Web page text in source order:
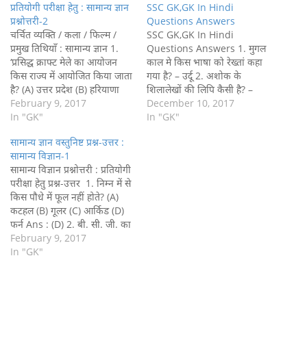
प्रतियोगी परीक्षा हेतु : सामान्य ज्ञान
प्रश्नोत्तरी-2
चर्चित व्यक्ति / कला / फिल्म /
प्रमुख तिथियाँ : सामान्य ज्ञान 1.
‘प्रसिद्ध क्राफ्ट मेले का आयोजन
किस राज्य में आयोजित किया जाता
है? (A) उत्तर प्रदेश (B) हरियाणा
(C) महाराष्ट्र (D) पंजाब Ans : (B)
2. प्रसिद्ध जगन्नाथ उत्सव का
तमिलनाडु (B)…
February 9, 2017
In "GK"
SSC GK,GK In Hindi
Questions Answers
SSC GK,GK In Hindi
Questions Answers 1. मुगल
काल मे किस भाषा को रेख्तां कहा
गया है? – उर्दू 2. अशोक के
शिलालेखों की लिपि कैसी है? –
ब्राह्मी 3. रेनेल जलधारा किस
महासागर की जलधारा है? –
December 10, 2017
In "GK"
सामान्य ज्ञान वस्तुनिष्ट प्रश्न-उत्तर :
सामान्य विज्ञान-1
सामान्य विज्ञान प्रश्नोत्तरी : प्रतियोगी
परीक्षा हेतु प्रश्न-उत्तर 1. निम्न में से
किस पौधे में फूल नहीं होते? (A)
कटहल (B) गूलर (C) आर्किड (D)
फर्न Ans : (D) 2. बी. सी. जी. का
टीका नवजात शिशु को कितने दिन
के भीतर लगाना चाहिए? (A) 6 माह
February 9, 2017
In "GK"